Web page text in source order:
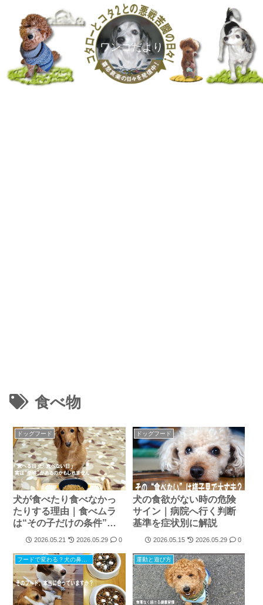
ワンコだより
食べ物
ドッグフード
犬が食べたり食べなかっ
たりする理由｜食べムラ
は“その子だけの条件”が
関係しているかも
2026.05.21 2026.05.29 0
ドッグフード
犬の食欲がない時の危険
サイン｜病院へ行く判断
基準を症状別に解説
2026.05.15 2026.05.29 0
フードで変わる？犬の鼻の色 運動と遊び方